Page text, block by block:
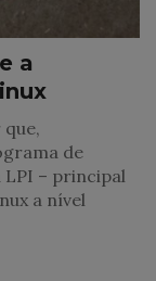
a
de
– principal
a nível